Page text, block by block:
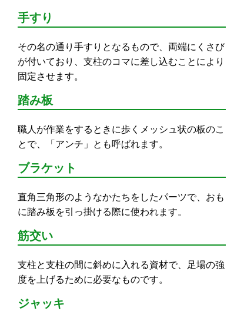
手すり
その名の通り手すりとなるもので、両端にくさび
が付いており、支柱のコマに差し込むことにより
固定させます。
踏み板
職人が作業をするときに歩くメッシュ状の板のこ
とで、「アンチ」とも呼ばれます。
ブラケット
直角三角形のようなかたちをしたパーツで、おも
に踏み板を引っ掛ける際に使われます。
筋交い
支柱と支柱の間に斜めに入れる資材で、足場の強
度を上げるために必要なものです。
ジャッキ